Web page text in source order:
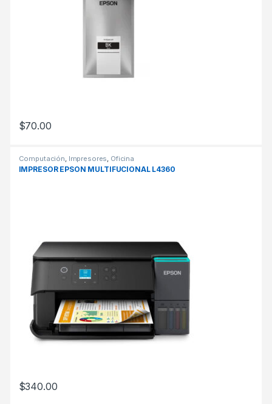
$70.00
Computación Impresores Oficina
IMPRESOR EPSON MULTIFUCIONAL L4360
$340.00